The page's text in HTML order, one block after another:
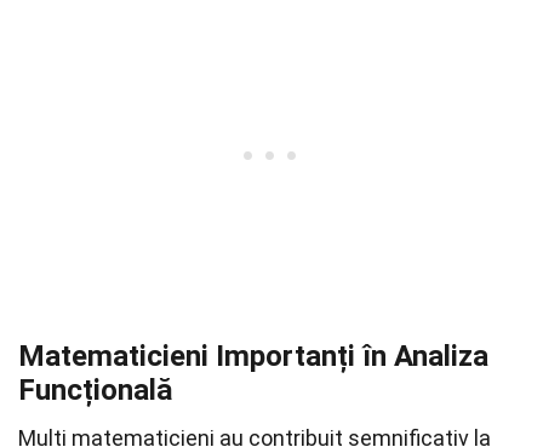
Matematicieni Importanți în Analiza
Funcțională
Mulți matematicieni au contribuit semnificativ la